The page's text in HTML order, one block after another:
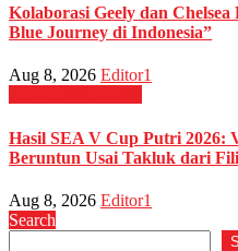
Kolaborasi Geely dan
Blue Journey di Indonesia”
Aug 8, 2026 Editor1
Hasil SEA V Cup Putri 2026:
Beruntun Usai Takluk dari
Aug 8, 2026 Editor1
Search